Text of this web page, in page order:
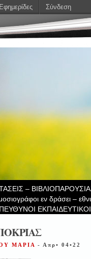
–
εν δράσει –
ΜΑΡΙΑ - Απρ• 04•22
Σύνδεση